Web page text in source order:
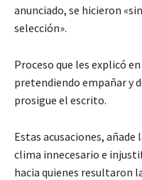
anunciado, se hicieron
selección».
Proceso que les explicó
pretendiendo empañar y
prosigue el escrito.
Estas acusaciones,
clima innecesario e
hacia quienes resultaron